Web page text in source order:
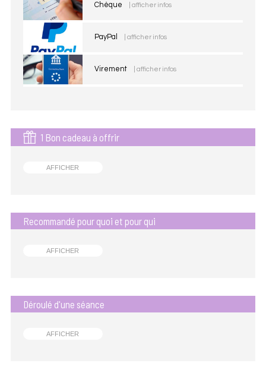
Chèque | afficher infos
PayPal | afficher infos
Virement | afficher infos
1 Bon cadeau à offrir
AFFICHER
Recommandé pour quoi et pour qui
AFFICHER
Déroulé d'une séance
AFFICHER